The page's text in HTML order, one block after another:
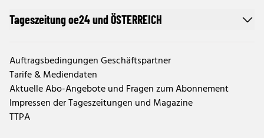
Tageszeitung oe24 und ÖSTERREICH
Auftragsbedingungen Geschäftspartner
Tarife & Mediendaten
Aktuelle Abo-Angebote und Fragen zum Abonnement
Impressen der Tageszeitungen und Magazine
TTPA